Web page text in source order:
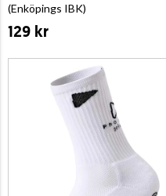
(Enköpings IBK)
129 kr